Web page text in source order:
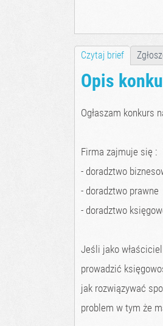
Czytaj brief
Opis
Ogłaszam konkurs
Firma zajmuje się :
- doradztwo
- doradztwo prawne
- doradztwo
Jeśli jako
prowadzić
jak rozwiązywać
problem w tym że